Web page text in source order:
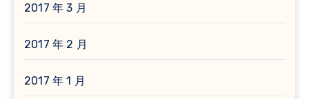
2017 年 3 月
2017 年 2 月
2017 年 1 月